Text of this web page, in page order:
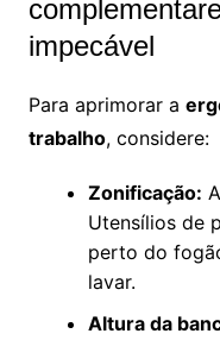
impecável
Para aprimorar a
trabalho, considere:
Zonificação:
Utensílios de
perto do
lavar.
Altura da